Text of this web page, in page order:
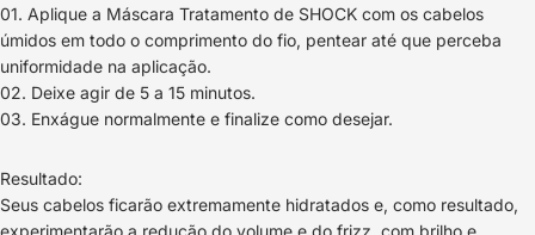
01. Aplique a Máscara Tratamento de SHOCK com os cabelos
úmidos em todo o comprimento do fio, pentear até que perceba
uniformidade na aplicação.
02. Deixe agir de 5 a 15 minutos.
03. Enxágue normalmente e finalize como desejar.
Resultado:
Seus cabelos ficarão extremamente hidratados e, como resultado,
experimentarão a redução do volume e do frizz, com brilho e